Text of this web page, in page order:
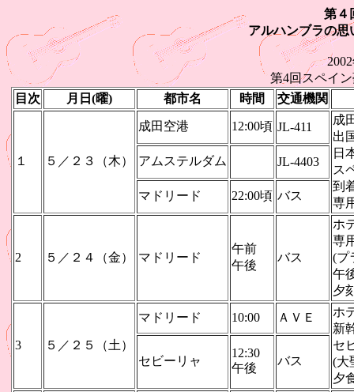
第４
アルハンブラの
第4回スペイ
目次
月日(曜) 都市名 時間 交通機関
１ ５／２３（木）
成田空港 12:00頃 JL-411
成
出
日
ス
到
専
アムステルダム JL-4403
マドリード 22:00頃 バス
2 ５／２４（金） マドリード
午前
午後
バス
ホ
専
(プ
午
夕
3 ５／２５（土）
マドリード 10:00 ＡＶＥ
ホ
新
セ
(大
夕
セビーリャ
12:30
午後
バス